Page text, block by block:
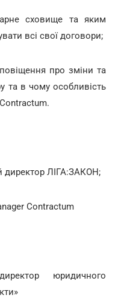
сховище та яким
всі свої договори;
про зміни та
та в чому особливість
директор ЛІГА:ЗАКОН;
Contractum
юридичного